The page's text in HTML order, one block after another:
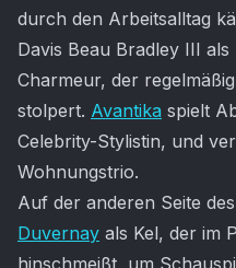
durch den Arbeitsalltag
Davis Beau Bradley III
Charmeur, der
stolpert. Avantika spielt
Celebrity-Stylistin, und
Wohnungstrio.
Auf der anderen Seite
Duvernay als Kel, der im
hinschmeißt, um